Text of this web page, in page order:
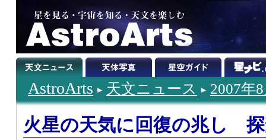
AstroArts 天文ニュース 2007年
火星の天気に回復の兆し